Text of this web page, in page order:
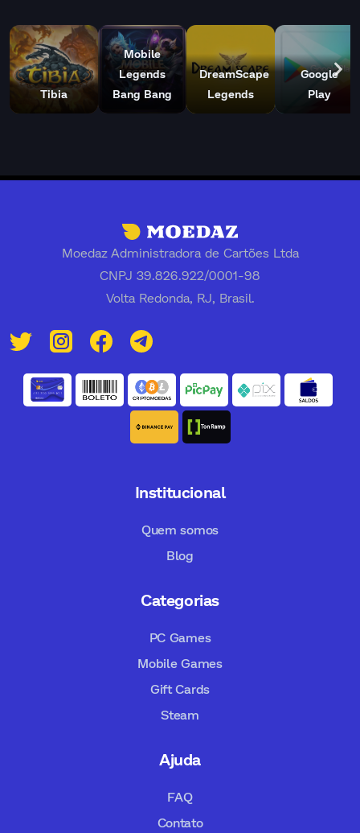
Tibia
Mobile
Legends
Bang Bang
DreamScape
Legends
Google
Play
Moedaz Administradora de Cartões Ltda
CNPJ 39.826.922/0001-98
Volta Redonda, RJ, Brasil.
Institucional
Quem somos
Blog
Categorias
PC Games
Mobile Games
Gift Cards
Steam
Ajuda
FAQ
Contato